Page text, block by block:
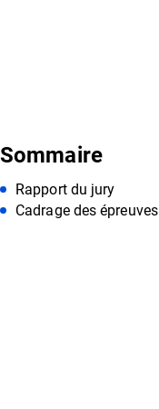
Sommaire
Rapport du jury
Cadrage des épreuves